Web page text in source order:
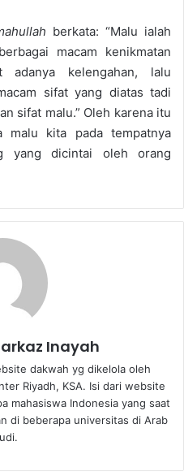
berkata: “Malu ialah
berbagai macam
kenikmatan
adanya kelengahan, lalu
sifatyang diatas tadi
sifat malu.” Oleh karena itu
malu kita pada tempatnya
yangdicintai oleh orang
Inayah
dakwah yg dikelola oleh
Riyadh, KSA. Isi dari website
mahasiswa Indonesia yang saat
di beberapa universitas di Arab